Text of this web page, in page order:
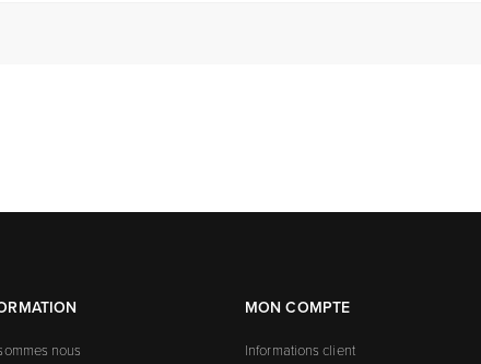
nous
MON COMPTE
Informations client